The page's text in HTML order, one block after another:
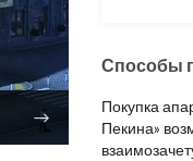
Способы
Покупка
Пекина»